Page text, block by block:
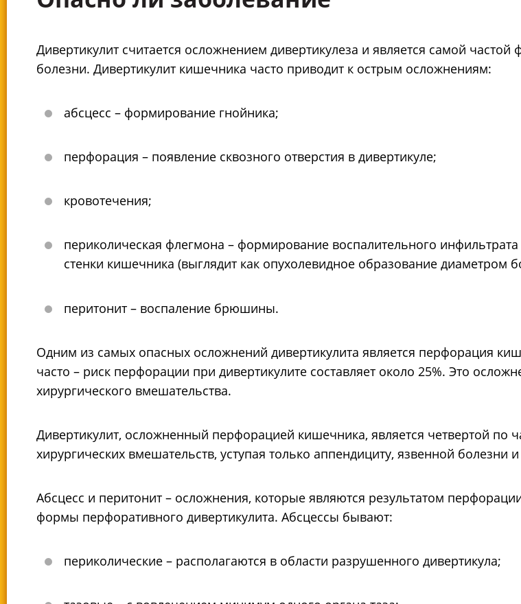
Дивертикулит считается осложнением дивертикулеза и является самой
болезни. Дивертикулит кишечника часто приводит к острым осложнениям:
абсцесс – формирование гнойника;
перфорация – появление сквозного отверстия в дивертикуле;
кровотечения;
периколическая флегмона – формирование воспалительного
стенки кишечника (выглядит как опухолевидное образование диаметром
перитонит – воспаление брюшины.
Одним из самых опасных осложнений дивертикулита является перфорация
часто – риск перфорации при дивертикулите составляет около 25%. Это
хирургического вмешательства.
Дивертикулит, осложненный перфорацией кишечника, является четвертой по
хирургических вмешательств, уступая только аппендициту, язвенной
Абсцесс и перитонит – осложнения, которые являются результатом
формы перфоративного дивертикулита. Абсцессы бывают:
периколические – располагаются в области разрушенного дивертикула;